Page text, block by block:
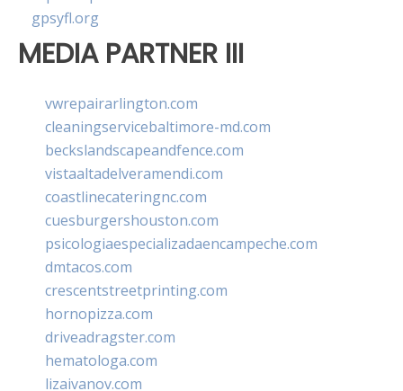
gpsyfl.org
MEDIA PARTNER III
vwrepairarlington.com
cleaningservicebaltimore-md.com
beckslandscapeandfence.com
vistaaltadelveramendi.com
coastlinecateringnc.com
cuesburgershouston.com
psicologiaespecializadaencampeche.com
dmtacos.com
crescentstreetprinting.com
hornopizza.com
driveadragster.com
hematologa.com
lizaivanov.com